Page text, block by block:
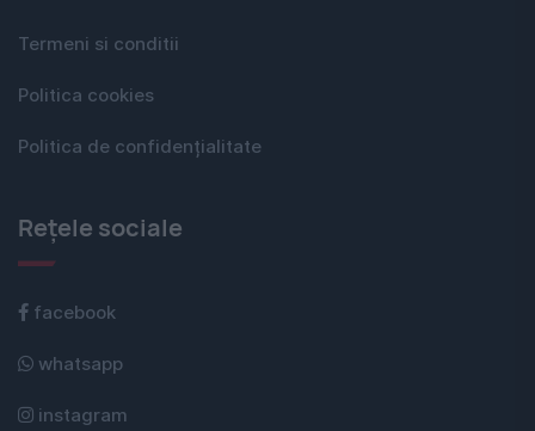
Termeni si conditii
Politica cookies
Politica de confidențialitate
Rețele sociale
facebook
whatsapp
instagram